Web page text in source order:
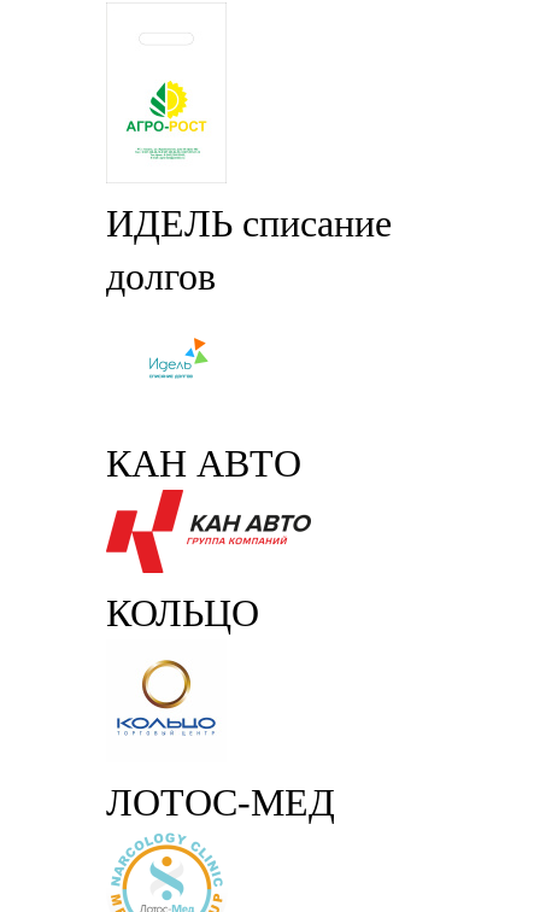
ИДЕЛЬ списание
долгов
КАН АВТО
КОЛЬЦО
ЛОТОС-МЕД